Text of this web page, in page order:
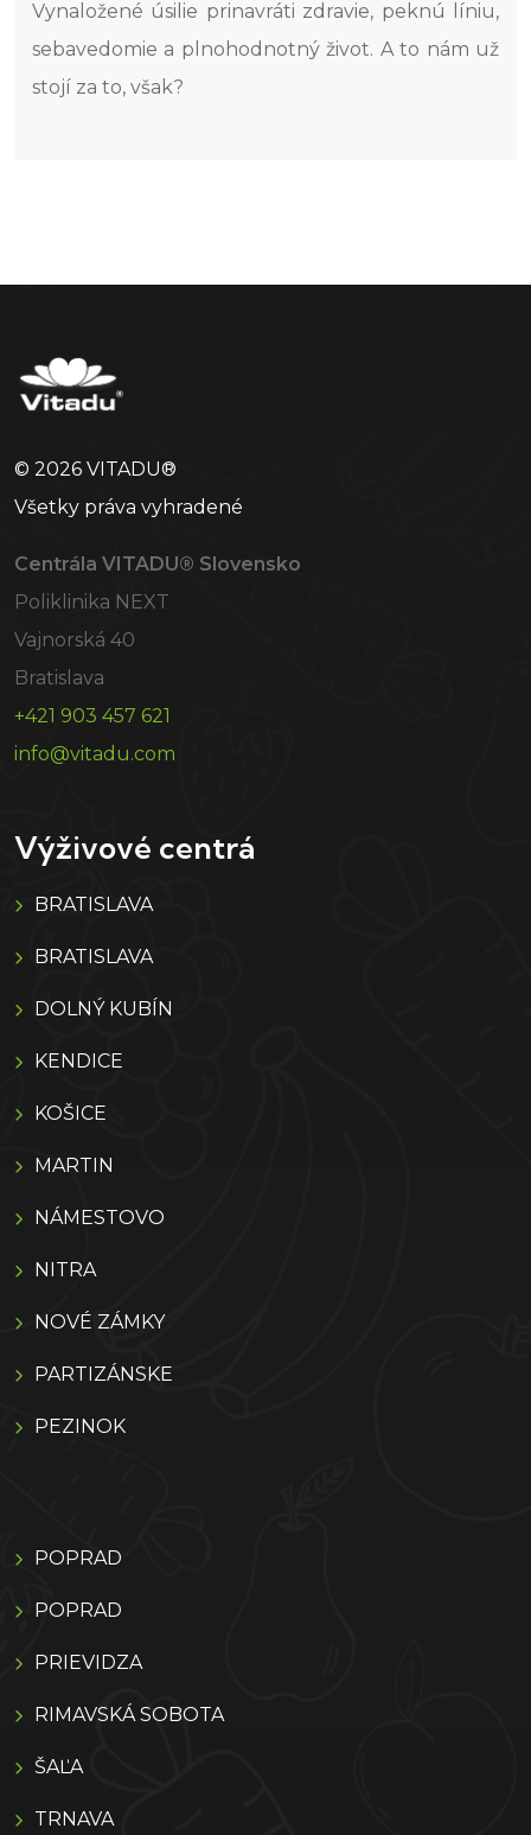
Vynaložené úsilie prinavráti zdravie, peknú líniu,
sebavedomie a plnohodnotný život. A to nám už
stojí za to, však?
© 2026 VITADU®
Všetky práva vyhradené
Centrála VITADU® Slovensko
Poliklinika NEXT
Vajnorská 40
Bratislava
+421 903 457 621
info@vitadu.com
Výživové centrá
BRATISLAVA
BRATISLAVA
DOLNÝ KUBÍN
KENDICE
KOŠICE
MARTIN
NÁMESTOVO
NITRA
NOVÉ ZÁMKY
PARTIZÁNSKE
PEZINOK
POPRAD
POPRAD
PRIEVIDZA
RIMAVSKÁ SOBOTA
ŠAĽA
TRNAVA